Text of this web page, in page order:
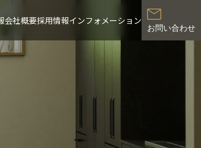
会社概要採用情報インフォメーション
お問い合わせ